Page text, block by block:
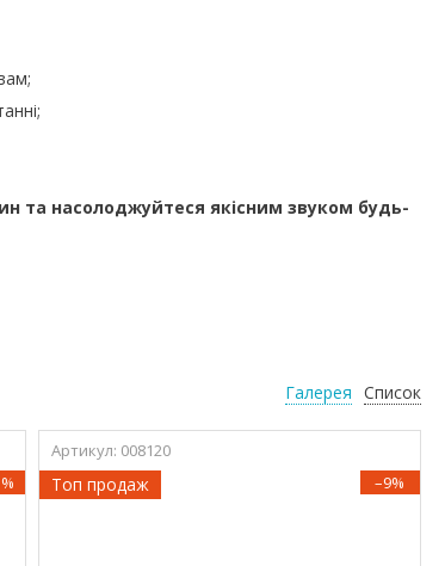
та насолоджуйтеся якісним звуком будь-
Галерея Список
008120
Топ продаж –9%